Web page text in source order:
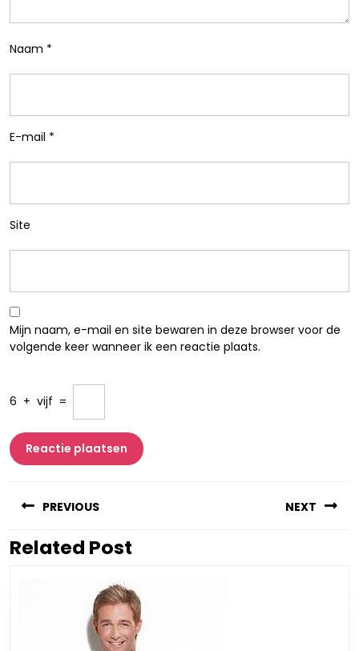
Naam *
E-mail *
Site
Mijn naam, e-mail en site bewaren in deze browser voor de
volgende keer wanneer ik een reactie plaats.
6 + vijf =
PREVIOUS
Vorig
NEXT
Related Post